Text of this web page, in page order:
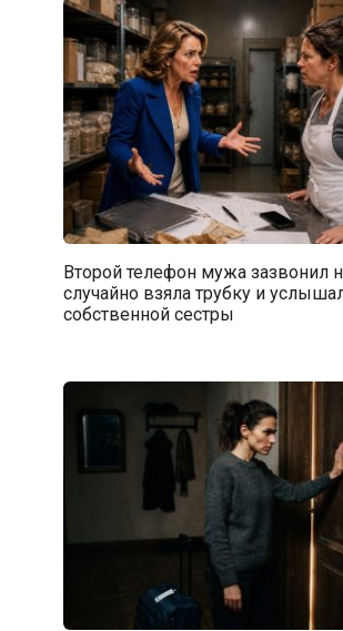
Второй телефон мужа зазвонил
случайно взяла трубку и
собственной сестры